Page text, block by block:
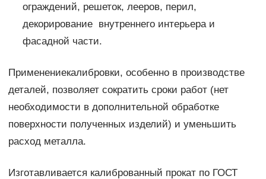
ограждений, решеток, лееров, перил,
декорирование внутреннего интерьера и
фасадной части.
Применениекалибровки, особенно в производстве
деталей, позволяет сократить сроки работ (нет
необходимости в дополнительной обработке
поверхности полученных изделий) и уменьшить
расход металла.
Изготавливается калиброванный прокат по ГОСТ